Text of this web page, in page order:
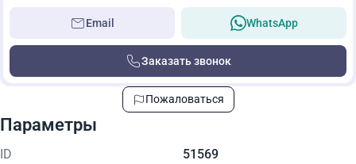
Email WhatsApp
Заказать звонок
Пожаловаться
Параметры
ID 51569